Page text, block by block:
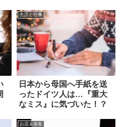
生活と仕事
日本から母国へ手紙を送
ったドイツ人は…『重大
なミス』に気づいた！？
お店＆接客